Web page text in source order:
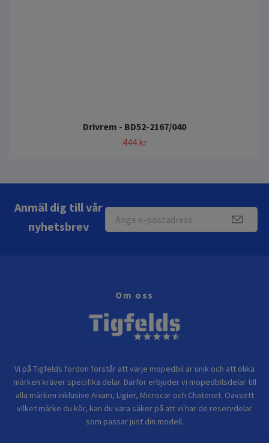
Drivrem - BD52-2167/040
444 kr
Anmäl dig till vår
nyhetsbrev
Om oss
Vi på Tigfelds fordon förstår att varje mopedbil är unik och att olika
märken kräver specifika delar. Därför erbjuder vi mopedbilsdelar till
alla märken inklusive Aixam, Ligier, Microcar och Chatenet. Oavsett
vilket märke du kör, kan du vara säker på att vi har de reservdelar
som passar just din modell.